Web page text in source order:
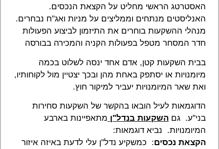
האסטרטג הראשי מחליט על הקצאת הנכסים.
האנליסטים מנתחים וממליצים על מניות ואג"ח נבחרים.
מנהלי ההשקעות בוחרים את התיזמון לביצוע הפעולות
חדר המסחר מטפל בפעולות הקניה והמכירה בבורסה
בבית השקעות קטן, אדם אחד ינסה לשלוט בכמה
מיומנויות או יסתפק באחת מהן ובכך יצטיין מול לקוחותיו,
ואת שאר המיומנויות יעביר למיקור חוץ.
הדוגמאות לעיל הובאו בהקשר של השקעות סחירות
בני"ע. גם השקעות בנדל"ן מתאפיינות בארבע
המיומנויות. נביא דוגמאות:
הקצאת נכסים: כמשקיע נדל"ן עלי לדעת באיזה איזור